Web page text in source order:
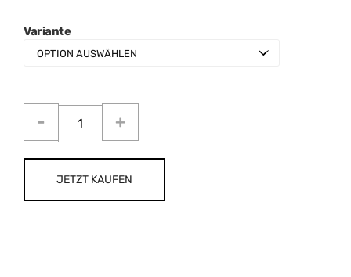
Variante
JETZT KAUFEN